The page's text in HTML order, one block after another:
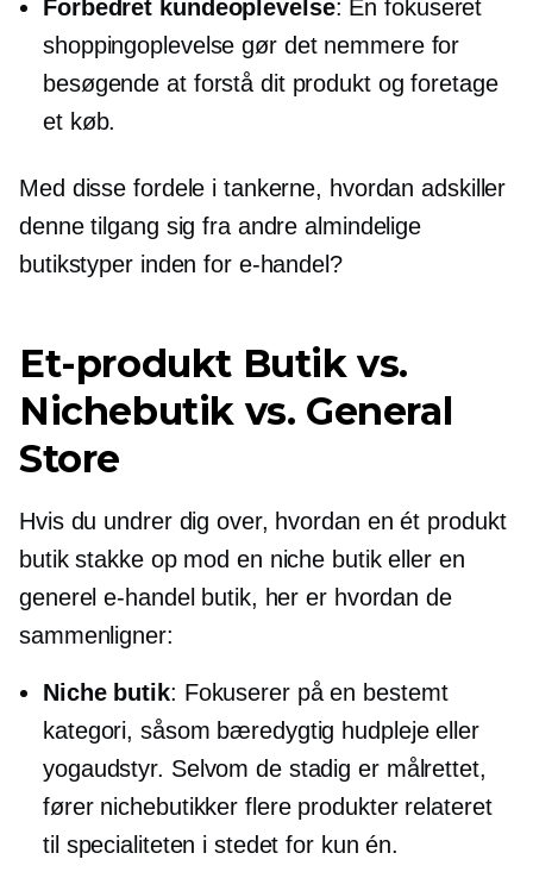
Forbedret kundeoplevelse: En fokuseret
shoppingoplevelse gør det nemmere for
besøgende at forstå dit produkt og foretage
et køb.
Med disse fordele i tankerne, hvordan adskiller
denne tilgang sig fra andre almindelige
butikstyper inden for e-handel?
Et-produkt Butik vs.
Nichebutik vs. General
Store
Hvis du undrer dig over, hvordan enét produkt
butik stakke op mod en niche butik eller en
generel e-handel butik, her er hvordan de
sammenligner:
Niche butik: Fokuserer på en bestemt
kategori, såsom bæredygtig hudpleje eller
yogaudstyr. Selvom de stadig er målrettet,
fører nichebutikker flere produkter relateret
til specialiteten i stedet for kun én.